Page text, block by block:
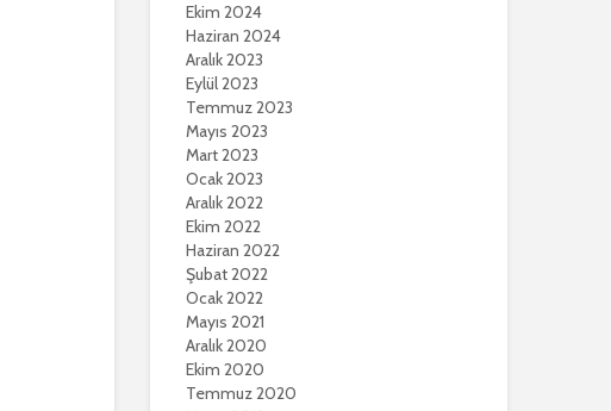
Ekim 2024
Haziran 2024
Aralık 2023
Eylül 2023
Temmuz 2023
Mayıs 2023
Mart 2023
Ocak 2023
Aralık 2022
Ekim 2022
Haziran 2022
Şubat 2022
Ocak 2022
Mayıs 2021
Aralık 2020
Ekim 2020
Temmuz 2020